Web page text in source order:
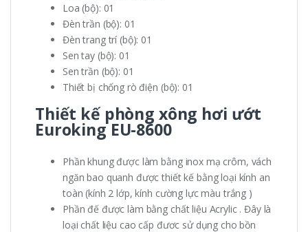
Loa (bộ): 01
Đèn trần (bộ): 01
Đèn trang trí (bộ): 01
Sen tay (bộ): 01
Sen trần (bộ): 01
Thiết bị chống rò điện (bộ): 01
Thiết kế phòng xông hơi ướt
Euroking EU-8600
Phần khung được làm bằng inox mạ crôm, vách
ngăn bao quanh được thiết kế bằng loại kính an
toàn (kính 2 lớp, kính cường lực màu trắng )
Phần đế được làm bằng chất liệu Acrylic . Đây là
loại chất liệu cao cấp đươc sử dụng cho bồn